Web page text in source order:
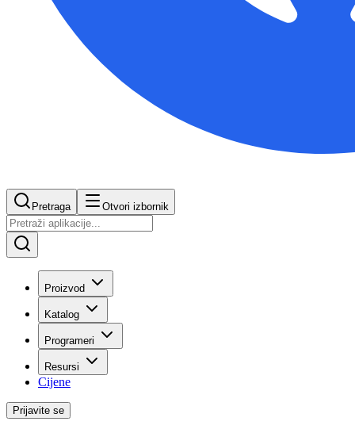
Pretraga Otvori izbornik
Proizvod
Katalog
Programeri
Resursi
Cijene
Prijavite se